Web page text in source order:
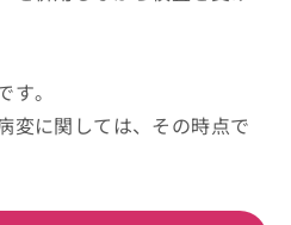
。
変に関しては、その時点で